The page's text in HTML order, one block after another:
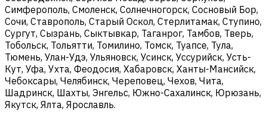
Симферополь, Смоленск, Солнечногорск, Сосновый Бор,
Сочи, Ставрополь, Старый Оскол, Стерлитамак, Ступино,
Сургут, Сызрань, Сыктывкар, Таганрог, Тамбов, Тверь,
Тобольск, Тольятти, Томилино, Томск, Туапсе, Тула,
Тюмень, Улан-Удэ, Ульяновск, Усинск, Уссурийск, Усть-
Кут, Уфа, Ухта, Феодосия, Хабаровск, Ханты-Мансийск,
Чебоксары, Челябинск, Череповец, Чехов, Чита,
Шадринск, Шахты, Энгельс, Южно-Сахалинск, Юрюзань,
Якутск, Ялта, Ярославль.